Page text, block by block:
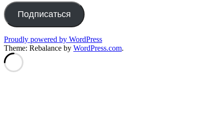
Подписаться
Proudly powered by WordPress
Theme: Rebalance by WordPress.com.